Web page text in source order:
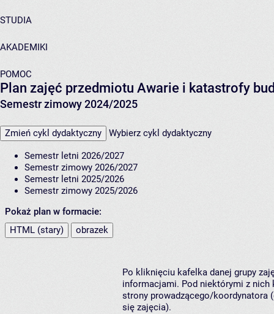
STUDIA
AKADEMIKI
POMOC
Plan zajęć przedmiotu Awarie i katastrofy
Semestr zimowy 2024/2025
Zmień cykl dydaktyczny Wybierz cykl dydaktyczny
Semestr letni 2026/2027
Semestr zimowy 2026/2027
Semestr letni 2025/2026
Semestr zimowy 2025/2026
Pokaż plan w formacie:
HTML (stary)
obrazek
Po kliknięciu kafelka danej grupy
informacjami. Pod niektórymi z nich
strony prowadzącego/koordynatora
się zajęcia).